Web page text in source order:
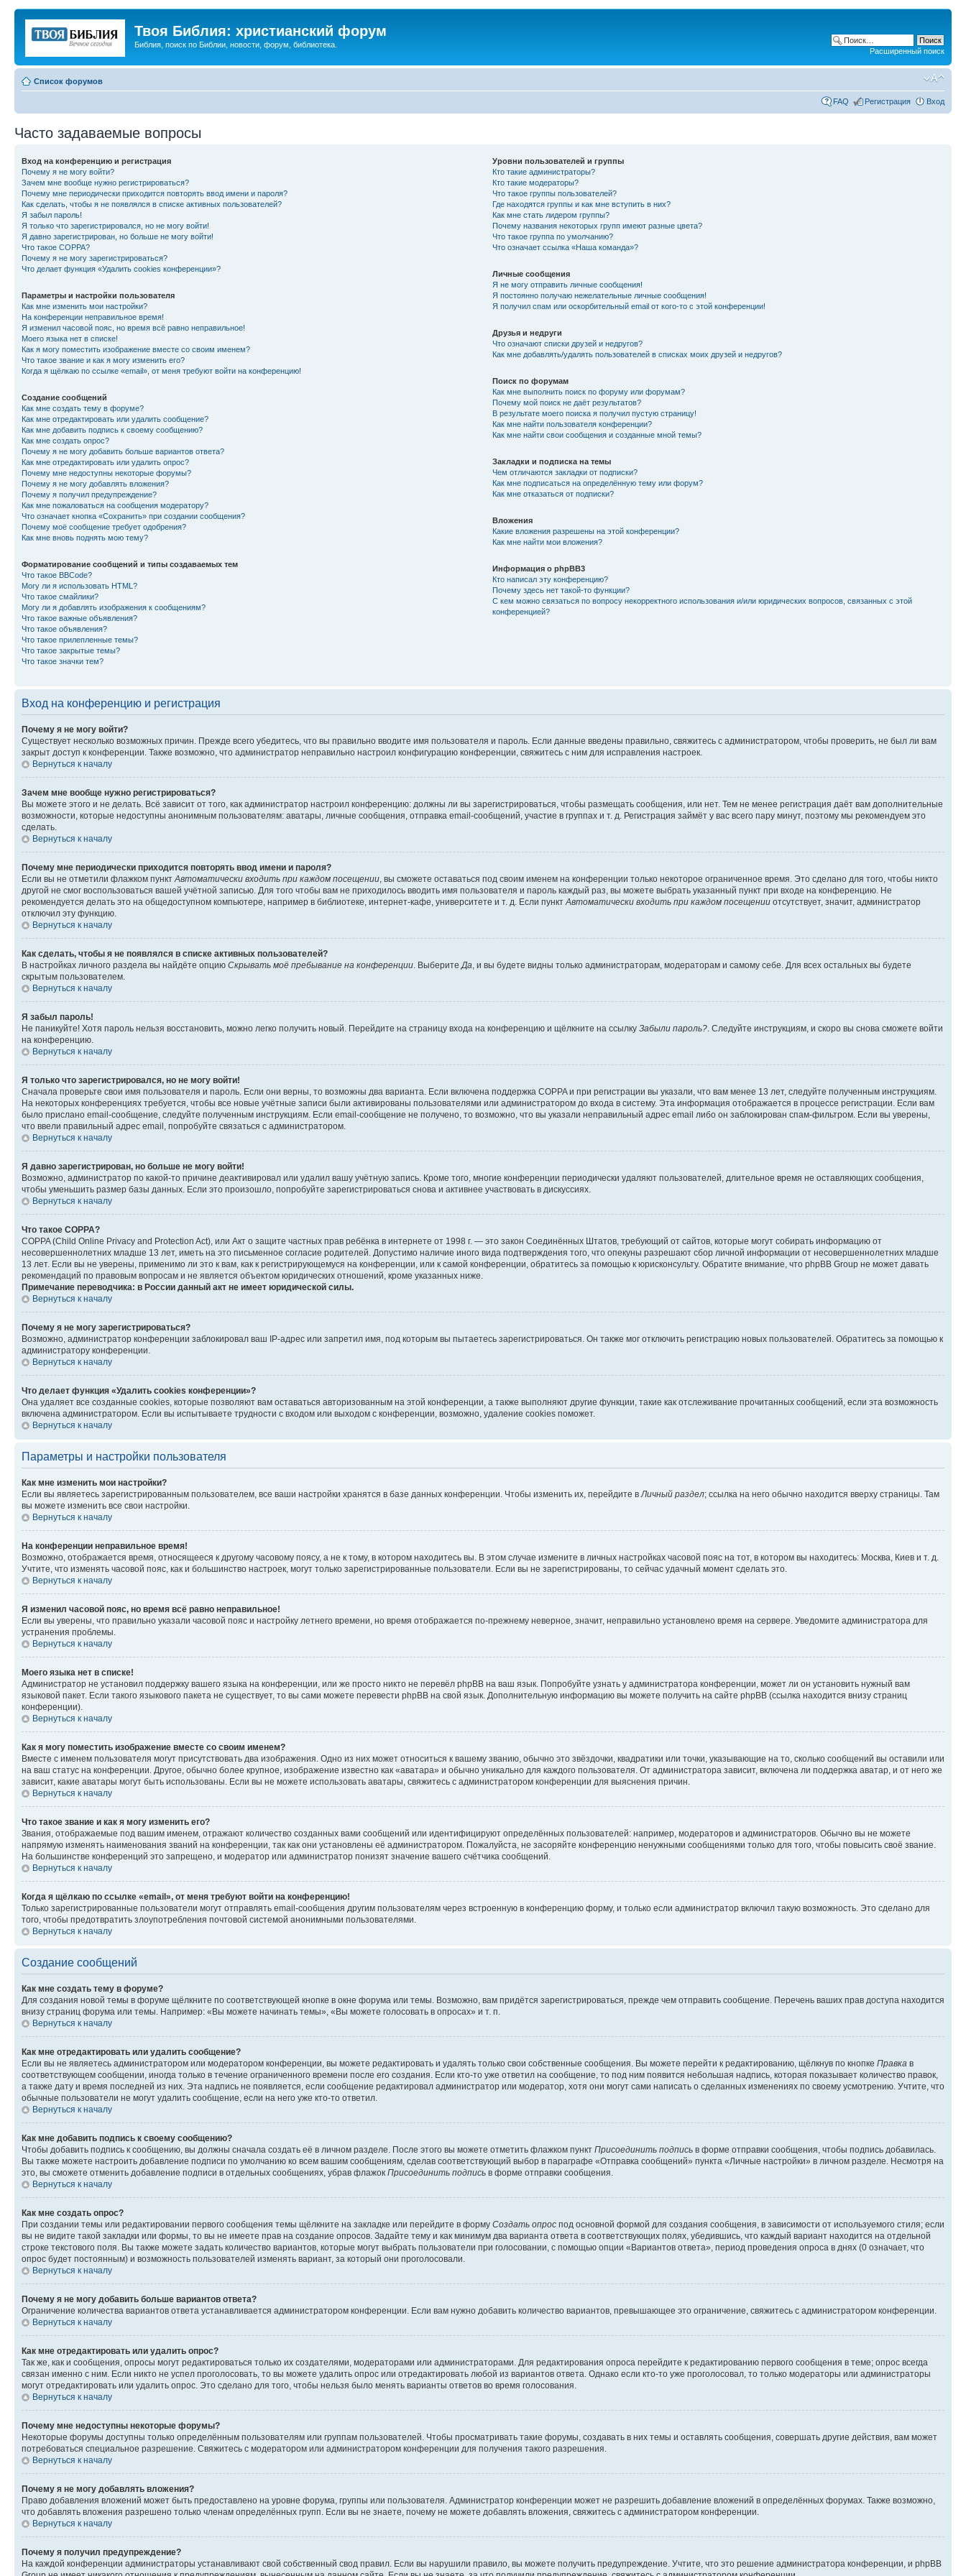
Твоя Библия: христианский форум
Библия, поиск по Библии, новости, форум, библиотека.
Расширенный поиск
Список форумов
FAQ Регистрация Вход
Часто задаваемые вопросы
Вход на конференцию и регистрация
Почему я не могу войти?
Зачем мне вообще нужно регистрироваться?
Почему мне периодически приходится повторять ввод имени и пароля?
Как сделать, чтобы я не появлялся в списке активных пользователей?
Я забыл пароль!
Я только что зарегистрировался, но не могу войти!
Я давно зарегистрирован, но больше не могу войти!
Что такое COPPA?
Почему я не могу зарегистрироваться?
Что делает функция «Удалить cookies конференции»?
Параметры и настройки пользователя
Как мне изменить мои настройки?
На конференции неправильное время!
Я изменил часовой пояс, но время всё равно неправильное!
Моего языка нет в списке!
Как я могу поместить изображение вместе со своим именем?
Что такое звание и как я могу изменить его?
Когда я щёлкаю по ссылке «email», от меня требуют войти на конференцию!
Создание сообщений
Как мне создать тему в форуме?
Как мне отредактировать или удалить сообщение?
Как мне добавить подпись к своему сообщению?
Как мне создать опрос?
Почему я не могу добавить больше вариантов ответа?
Как мне отредактировать или удалить опрос?
Почему мне недоступны некоторые форумы?
Почему я не могу добавлять вложения?
Почему я получил предупреждение?
Как мне пожаловаться на сообщения модератору?
Что означает кнопка «Сохранить» при создании сообщения?
Почему моё сообщение требует одобрения?
Как мне вновь поднять мою тему?
Форматирование сообщений и типы создаваемых тем
Что такое BBCode?
Могу ли я использовать HTML?
Что такое смайлики?
Могу ли я добавлять изображения к сообщениям?
Что такое важные объявления?
Что такое объявления?
Что такое прилепленные темы?
Что такое закрытые темы?
Что такое значки тем?
Уровни пользователей и группы
Кто такие администраторы?
Кто такие модераторы?
Что такое группы пользователей?
Где находятся группы и как мне вступить в них?
Как мне стать лидером группы?
Почему названия некоторых групп имеют разные цвета?
Что такое группа по умолчанию?
Что означает ссылка «Наша команда»?
Личные сообщения
Я не могу отправить личные сообщения!
Я постоянно получаю нежелательные личные сообщения!
Я получил спам или оскорбительный email от кого-то с этой конференции!
Друзья и недруги
Что означают списки друзей и недругов?
Как мне добавлять/удалять пользователей в списках моих друзей и недругов?
Поиск по форумам
Как мне выполнить поиск по форуму или форумам?
Почему мой поиск не даёт результатов?
В результате моего поиска я получил пустую страницу!
Как мне найти пользователя конференции?
Как мне найти свои сообщения и созданные мной темы?
Закладки и подписка на темы
Чем отличаются закладки от подписки?
Как мне подписаться на определённую тему или форум?
Как мне отказаться от подписки?
Вложения
Какие вложения разрешены на этой конференции?
Как мне найти мои вложения?
Информация о phpBB3
Кто написал эту конференцию?
Почему здесь нет такой-то функции?
С кем можно связаться по вопросу некорректного использования и/или юридических вопросов, связанных с этой
конференцией?
Вход на конференцию и регистрация
Почему я не могу войти?
Существует несколько возможных причин. Прежде всего убедитесь, что вы правильно вводите имя пользователя и пароль. Если данные введены правильно, свяжитесь с администратором, чтобы проверить, не был ли вам
закрыт доступ к конференции. Также возможно, что администратор неправильно настроил конфигурацию конференции, свяжитесь с ним для исправления настроек.
Вернуться к началу
Зачем мне вообще нужно регистрироваться?
Вы можете этого и не делать. Всё зависит от того, как администратор настроил конференцию: должны ли вы зарегистрироваться, чтобы размещать сообщения, или нет. Тем не менее регистрация даёт вам дополнительные
возможности, которые недоступны анонимным пользователям: аватары, личные сообщения, отправка email-сообщений, участие в группах и т. д. Регистрация займёт у вас всего пару минут, поэтому мы рекомендуем это
сделать.
Вернуться к началу
Почему мне периодически приходится повторять ввод имени и пароля?
Если вы не отметили флажком пункт Автоматически входить при каждом посещении , вы сможете оставаться под своим именем на конференции только некоторое ограниченное время. Это сделано для того, чтобы никто
другой не смог воспользоваться вашей учётной записью. Для того чтобы вам не приходилось вводить имя пользователя и пароль каждый раз, вы можете выбрать указанный пункт при входе на конференцию. Не
рекомендуется делать это на общедоступном компьютере, например в библиотеке, интернет-кафе, университете и т. д. Если пункт Автоматически входить при каждом посещении отсутствует, значит, администратор
отключил эту функцию.
Вернуться к началу
Как сделать, чтобы я не появлялся в списке активных пользователей?
В настройках личного раздела вы найдёте опцию Скрывать моё пребывание на конференции . Выберите Да , и вы будете видны только администраторам, модераторам и самому себе. Для всех остальных вы будете
скрытым пользователем.
Вернуться к началу
Я забыл пароль!
Не паникуйте! Хотя пароль нельзя восстановить, можно легко получить новый. Перейдите на страницу входа на конференцию и щёлкните на ссылку Забыли пароль? . Следуйте инструкциям, и скоро вы снова сможете войти
на конференцию.
Вернуться к началу
Я только что зарегистрировался, но не могу войти!
Сначала проверьте свои имя пользователя и пароль. Если они верны, то возможны два варианта. Если включена поддержка COPPA и при регистрации вы указали, что вам менее 13 лет, следуйте полученным инструкциям.
На некоторых конференциях требуется, чтобы все новые учётные записи были активированы пользователями или администратором до входа в систему. Эта информация отображается в процессе регистрации. Если вам
было прислано email-сообщение, следуйте полученным инструкциям. Если email-сообщение не получено, то возможно, что вы указали неправильный адрес email либо он заблокирован спам-фильтром. Если вы уверены,
что ввели правильный адрес email, попробуйте связаться с администратором.
Вернуться к началу
Я давно зарегистрирован, но больше не могу войти!
Возможно, администратор по какой-то причине деактивировал или удалил вашу учётную запись. Кроме того, многие конференции периодически удаляют пользователей, длительное время не оставляющих сообщения,
чтобы уменьшить размер базы данных. Если это произошло, попробуйте зарегистрироваться снова и активнее участвовать в дискуссиях.
Вернуться к началу
Что такое COPPA?
COPPA (Child Online Privacy and Protection Act), или Акт о защите частных прав ребёнка в интернете от 1998 г. — это закон Соединённых Штатов, требующий от сайтов, которые могут собирать информацию от
несовершеннолетних младше 13 лет, иметь на это письменное согласие родителей. Допустимо наличие иного вида подтверждения того, что опекуны разрешают сбор личной информации от несовершеннолетних младше
13 лет. Если вы не уверены, применимо ли это к вам, как к регистрирующемуся на конференции, или к самой конференции, обратитесь за помощью к юрисконсульту. Обратите внимание, что phpBB Group не может давать
рекомендаций по правовым вопросам и не является объектом юридических отношений, кроме указанных ниже.
Примечание переводчика: в России данный акт не имеет юридической силы.
Вернуться к началу
Почему я не могу зарегистрироваться?
Возможно, администратор конференции заблокировал ваш IP-адрес или запретил имя, под которым вы пытаетесь зарегистрироваться. Он также мог отключить регистрацию новых пользователей. Обратитесь за помощью к
администратору конференции.
Вернуться к началу
Что делает функция «Удалить cookies конференции»?
Она удаляет все созданные cookies, которые позволяют вам оставаться авторизованным на этой конференции, а также выполняют другие функции, такие как отслеживание прочитанных сообщений, если эта возможность
включена администратором. Если вы испытываете трудности с входом или выходом с конференции, возможно, удаление cookies поможет.
Вернуться к началу
Параметры и настройки пользователя
Как мне изменить мои настройки?
Если вы являетесь зарегистрированным пользователем, все ваши настройки хранятся в базе данных конференции. Чтобы изменить их, перейдите в Личный раздел; ссылка на него обычно находится вверху страницы. Там
вы можете изменить все свои настройки.
Вернуться к началу
На конференции неправильное время!
Возможно, отображается время, относящееся к другому часовому поясу, а не к тому, в котором находитесь вы. В этом случае измените в личных настройках часовой пояс на тот, в котором вы находитесь: Москва, Киев и т. д.
Учтите, что изменять часовой пояс, как и большинство настроек, могут только зарегистрированные пользователи. Если вы не зарегистрированы, то сейчас удачный момент сделать это.
Вернуться к началу
Я изменил часовой пояс, но время всё равно неправильное!
Если вы уверены, что правильно указали часовой пояс и настройку летнего времени, но время отображается по-прежнему неверное, значит, неправильно установлено время на сервере. Уведомите администратора для
устранения проблемы.
Вернуться к началу
Моего языка нет в списке!
Администратор не установил поддержку вашего языка на конференции, или же просто никто не перевёл phpBB на ваш язык. Попробуйте узнать у администратора конференции, может ли он установить нужный вам
языковой пакет. Если такого языкового пакета не существует, то вы сами можете перевести phpBB на свой язык. Дополнительную информацию вы можете получить на сайте phpBB (ссылка находится внизу страниц
конференции).
Вернуться к началу
Как я могу поместить изображение вместе со своим именем?
Вместе с именем пользователя могут присутствовать два изображения. Одно из них может относиться к вашему званию, обычно это звёздочки, квадратики или точки, указывающие на то, сколько сообщений вы оставили или
на ваш статус на конференции. Другое, обычно более крупное, изображение известно как «аватара» и обычно уникально для каждого пользователя. От администратора зависит, включена ли поддержка аватар, и от него же
зависит, какие аватары могут быть использованы. Если вы не можете использовать аватары, свяжитесь с администратором конференции для выяснения причин.
Вернуться к началу
Что такое звание и как я могу изменить его?
Звания, отображаемые под вашим именем, отражают количество созданных вами сообщений или идентифицируют определённых пользователей: например, модераторов и администраторов. Обычно вы не можете
напрямую изменять наименования званий на конференции, так как они установлены её администратором. Пожалуйста, не засоряйте конференцию ненужными сообщениями только для того, чтобы повысить своё звание.
На большинстве конференций это запрещено, и модератор или администратор понизят значение вашего счётчика сообщений.
Вернуться к началу
Когда я щёлкаю по ссылке «email», от меня требуют войти на конференцию!
Только зарегистрированные пользователи могут отправлять email-сообщения другим пользователям через встроенную в конференцию форму, и только если администратор включил такую возможность. Это сделано для
того, чтобы предотвратить злоупотребления почтовой системой анонимными пользователями.
Вернуться к началу
Создание сообщений
Как мне создать тему в форуме?
Для создания новой темы в форуме щёлкните по соответствующей кнопке в окне форума или темы. Возможно, вам придётся зарегистрироваться, прежде чем отправить сообщение. Перечень ваших прав доступа находится
внизу страниц форума или темы. Например: «Вы можете начинать темы», «Вы можете голосовать в опросах» и т. п.
Вернуться к началу
Как мне отредактировать или удалить сообщение?
Если вы не являетесь администратором или модератором конференции, вы можете редактировать и удалять только свои собственные сообщения. Вы можете перейти к редактированию, щёлкнув по кнопке Правка в
соответствующем сообщении, иногда только в течение ограниченного времени после его создания. Если кто-то уже ответил на сообщение, то под ним появится небольшая надпись, которая показывает количество правок,
а также дату и время последней из них. Эта надпись не появляется, если сообщение редактировал администратор или модератор, хотя они могут сами написать о сделанных изменениях по своему усмотрению. Учтите, что
обычные пользователи не могут удалить сообщение, если на него уже кто-то ответил.
Вернуться к началу
Как мне добавить подпись к своему сообщению?
Чтобы добавить подпись к сообщению, вы должны сначала создать её в личном разделе. После этого вы можете отметить флажком пункт Присоединить подпись в форме отправки сообщения, чтобы подпись добавилась.
Вы также можете настроить добавление подписи по умолчанию ко всем вашим сообщениям, сделав соответствующий выбор в параграфе «Отправка сообщений» пункта «Личные настройки» в личном разделе. Несмотря на
это, вы сможете отменить добавление подписи в отдельных сообщениях, убрав флажок Присоединить подпись в форме отправки сообщения.
Вернуться к началу
Как мне создать опрос?
При создании темы или редактировании первого сообщения темы щёлкните на закладке или перейдите в форму Создать опрос под основной формой для создания сообщения, в зависимости от используемого стиля; если
вы не видите такой закладки или формы, то вы не имеете прав на создание опросов. Задайте тему и как минимум два варианта ответа в соответствующих полях, убедившись, что каждый вариант находится на отдельной
строке текстового поля. Вы также можете задать количество вариантов, которые могут выбрать пользователи при голосовании, с помощью опции «Вариантов ответа», период проведения опроса в днях (0 означает, что
опрос будет постоянным) и возможность пользователей изменять вариант, за который они проголосовали.
Вернуться к началу
Почему я не могу добавить больше вариантов ответа?
Ограничение количества вариантов ответа устанавливается администратором конференции. Если вам нужно добавить количество вариантов, превышающее это ограничение, свяжитесь с администратором конференции.
Вернуться к началу
Как мне отредактировать или удалить опрос?
Так же, как и сообщения, опросы могут редактироваться только их создателями, модераторами или администраторами. Для редактирования опроса перейдите к редактированию первого сообщения в теме; опрос всегда
связан именно с ним. Если никто не успел проголосовать, то вы можете удалить опрос или отредактировать любой из вариантов ответа. Однако если кто-то уже проголосовал, то только модераторы или администраторы
могут отредактировать или удалить опрос. Это сделано для того, чтобы нельзя было менять варианты ответов во время голосования.
Вернуться к началу
Почему мне недоступны некоторые форумы?
Некоторые форумы доступны только определённым пользователям или группам пользователей. Чтобы просматривать такие форумы, создавать в них темы и оставлять сообщения, совершать другие действия, вам может
потребоваться специальное разрешение. Свяжитесь с модератором или администратором конференции для получения такого разрешения.
Вернуться к началу
Почему я не могу добавлять вложения?
Право добавления вложений может быть предоставлено на уровне форума, группы или пользователя. Администратор конференции может не разрешить добавление вложений в определённых форумах. Также возможно,
что добавлять вложения разрешено только членам определённых групп. Если вы не знаете, почему не можете добавлять вложения, свяжитесь с администратором конференции.
Вернуться к началу
Почему я получил предупреждение?
На каждой конференции администраторы устанавливают свой собственный свод правил. Если вы нарушили правило, вы можете получить предупреждение. Учтите, что это решение администратора конференции, и phpBB